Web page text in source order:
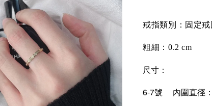
戒指類別：固定戒
粗細：0.2 cm
尺寸：
6-7號 內圍直徑